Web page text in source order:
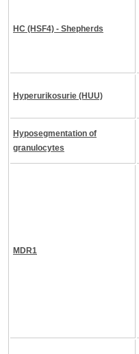
HC (HSF4) - Shepherds
Hyperurikosurie (HUU)
Hyposegmentation of
granulocytes
MDR1